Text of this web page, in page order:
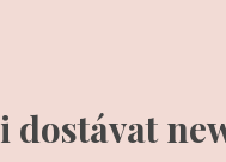
dostávat